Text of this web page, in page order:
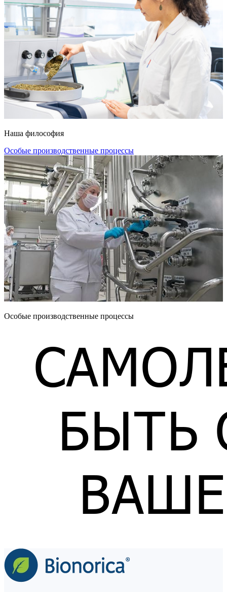
Наша философия
Особые производственные процессы
Особые производственные процессы